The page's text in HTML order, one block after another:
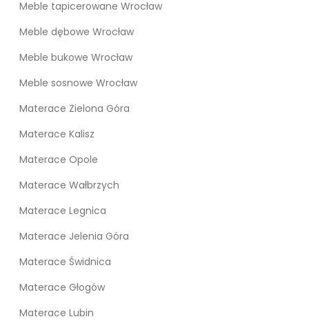
Meble tapicerowane Wrocław
Meble dębowe Wrocław
Meble bukowe Wrocław
Meble sosnowe Wrocław
Materace Zielona Góra
Materace Kalisz
Materace Opole
Materace Wałbrzych
Materace Legnica
Materace Jelenia Góra
Materace Świdnica
Materace Głogów
Materace Lubin